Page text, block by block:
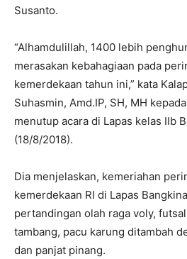
Susanto.
“Alhamdulillah, 1400 lebih
merasakan kebahagiaan pada
kemerdekaan tahun ini,” kata
Suhasmin, Amd.IP, SH, MH
menutup acara di Lapas kelas IIb
(18/8/2018).
Dia menjelaskan, kemeriahan
kemerdekaan RI di Lapas
pertandingan olah raga voly,
tambang, pacu karung ditambah
dan panjat pinang.